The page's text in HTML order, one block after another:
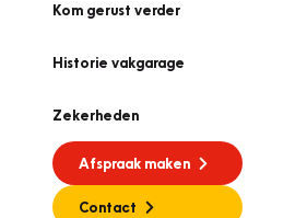
Kom gerust verder
Historie vakgarage
Zekerheden
Afspraak maken
Contact